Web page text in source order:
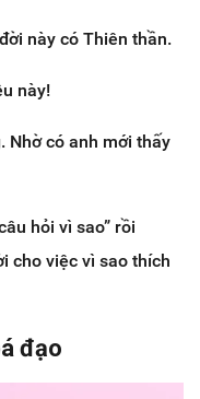
này có Thiên thần.
này!
Nhờ có anh mới thấy
hỏi vì sao” rồi
cho việc vì sao thích
đạo